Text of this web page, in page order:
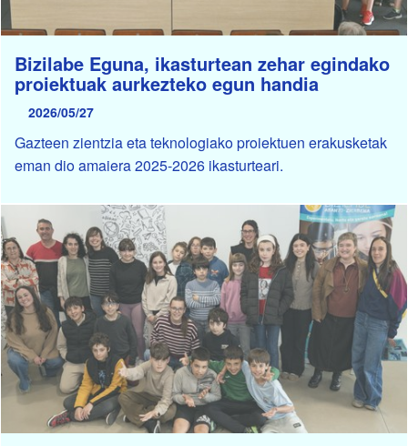
Bizilabe Eguna, ikasturtean zehar egindako
proiektuak aurkezteko egun handia
2026/05/27
Gazteen zientzia eta teknologiako proiektuen erakusketak
eman dio amaiera 2025-2026 ikasturteari.